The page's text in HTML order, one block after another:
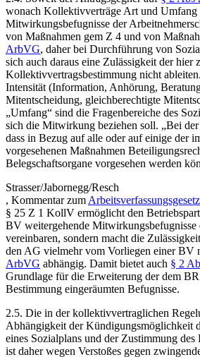
wonach Kollektivverträge Art und Umfang
Mitwirkungsbefugnisse der
von Maßnahmen gem Z 4 und von
ArbVG, daher bei Durchführung von
sich auch daraus eine Zulässigkeit der hier
Kollektivvertragsbestimmung nicht
Intensität (Information, Anhörung,
Mitentscheidung, gleichberechtigte
„Umfang“ sind die Fragenbereiche des
sich die Mitwirkung beziehen soll. „Bei
dass in Bezug auf alle oder auf einige der
vorgesehenen Maßnahmen
Belegschaftsorgane vorgesehen werden
Strasser/Jabornegg/Resch
, Kommentar zum Arbeitsverfassungsgesetz
§ 25 Z 1 KollV ermöglicht den
BV weitergehende Mitwirkungsbefugnisse
vereinbaren, sondern macht die
den AG vielmehr vom Vorliegen einer BV
ArbVG abhängig. Damit bietet auch § 2
Grundlage für die Erweiterung der dem
Bestimmung eingeräumten Befugnisse.
2.5. Die in der kollektivvertraglichen
Abhängigkeit der Kündigungsmöglichkeit
eines Sozialplans und der Zustimmung
ist daher wegen Verstoßes gegen